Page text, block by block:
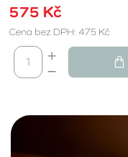
575 Kč
Cena bez DPH: 475 Kč